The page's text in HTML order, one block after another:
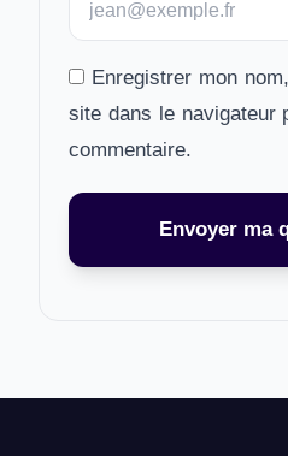
Enregistrer mon
site dans le navigateur
commentaire.
Envoyer ma